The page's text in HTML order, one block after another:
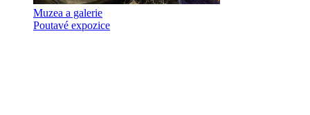
Muzea a galerie
Poutavé expozice